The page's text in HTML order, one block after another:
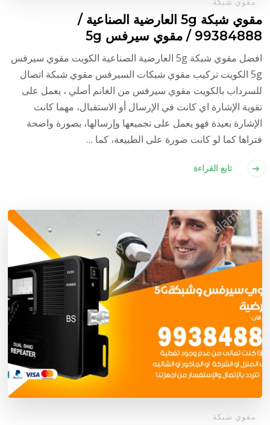
مقوي شبكة 5g العارضية الصناعية /
99384888 / مقوي سيرفس 5g
افضل مقوي شبكة 5g العارضية الصناعية الكويت مقوي سيرفس
5g الكويت تركيب مقوي شبكات السيرفس مقوي شبكة اتصال
للسرداب بالكويت مقوي سيرفس من الغانم أصلي ، يعمل على
تقوية الإشارة اي كانت في الإرسال أو الاستقبال، مهما كانت
الإشارة بعيدة فهو يعمل على تجميعها وإرسالها، بصورة واضحة
فتراها كما لو كانت صورة على الطبيعة، كما …
تابع القراءة
مقوي شبكة